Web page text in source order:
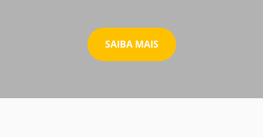
SAIBA MAIS